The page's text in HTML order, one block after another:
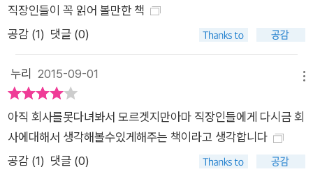
일과 시간에 대한 관계와 관점을 새롭게 정립하기 위해 필요한 조
언 등은 실질적인 번아웃 회복에 도움이 될 것이다. 번아웃과 기
업의 역할에 대하여 저자는 회사 밖에서 자기 자신을 추스르며 기
력을 회복하는 것이 개인의 몫이라면, 회사는 조직 내 경영 방침
이 직원들에게 미치는 영향력에 대해 고려해야 한다고 이야기한
다. 회사의 문제 있는 경영 방침이 번아웃 증후군의 원인이 될 수
도 있기 때문이다. “번아웃 증후군을 겪고 돌아온 직원들이 좀 더
수월하게 사내 환경에 편입될 수 있도록 힘쓰는 것이 회사의 역할
직장인들이 꼭 읽어 볼만한 책
공감 (1) 댓글 (0)
누리 2015-09-01
아직 회사를못다녀봐서 모르겟지만아마 직장인들에게 다시금 회
사에대해서 생각해볼수있게해주는 책이라고 생각합니다
공감 (1) 댓글 (0)